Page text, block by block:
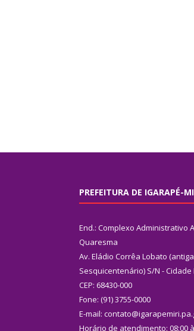
PREFEITURA DE IGARAPÉ-
End.: Complexo Administrativo
Quaresma
Av. Eládio Corrêa Lobato
Sesquicentenário) S/N - Cidade
CEP: 68430-000
Fone: (91) 3755-0000
E-mail:
Horário de atendimento: 08:00